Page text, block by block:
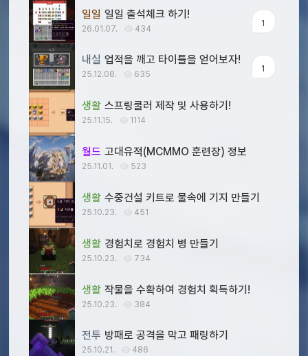
일일 일일 출석체크 하기!
26.01.07. 434
1
내실 업적을 깨고 타이틀을 얻어보자!
25.12.08. 635
1
생활 스프링쿨러 제작 및 사용하기!
25.11.15. 1114
월드 고대유적(MCMMO 훈련장) 정보
25.11.01. 523
생활 수중건설 키트로 물속에 기지 만들기
25.10.23. 451
생활 경험치로 경험치 병 만들기
25.10.23. 734
생활 작물을 수확하여 경험치 획득하기!
25.10.23. 384
전투 방패로 공격을 막고 패링하기
25.10.21. 486